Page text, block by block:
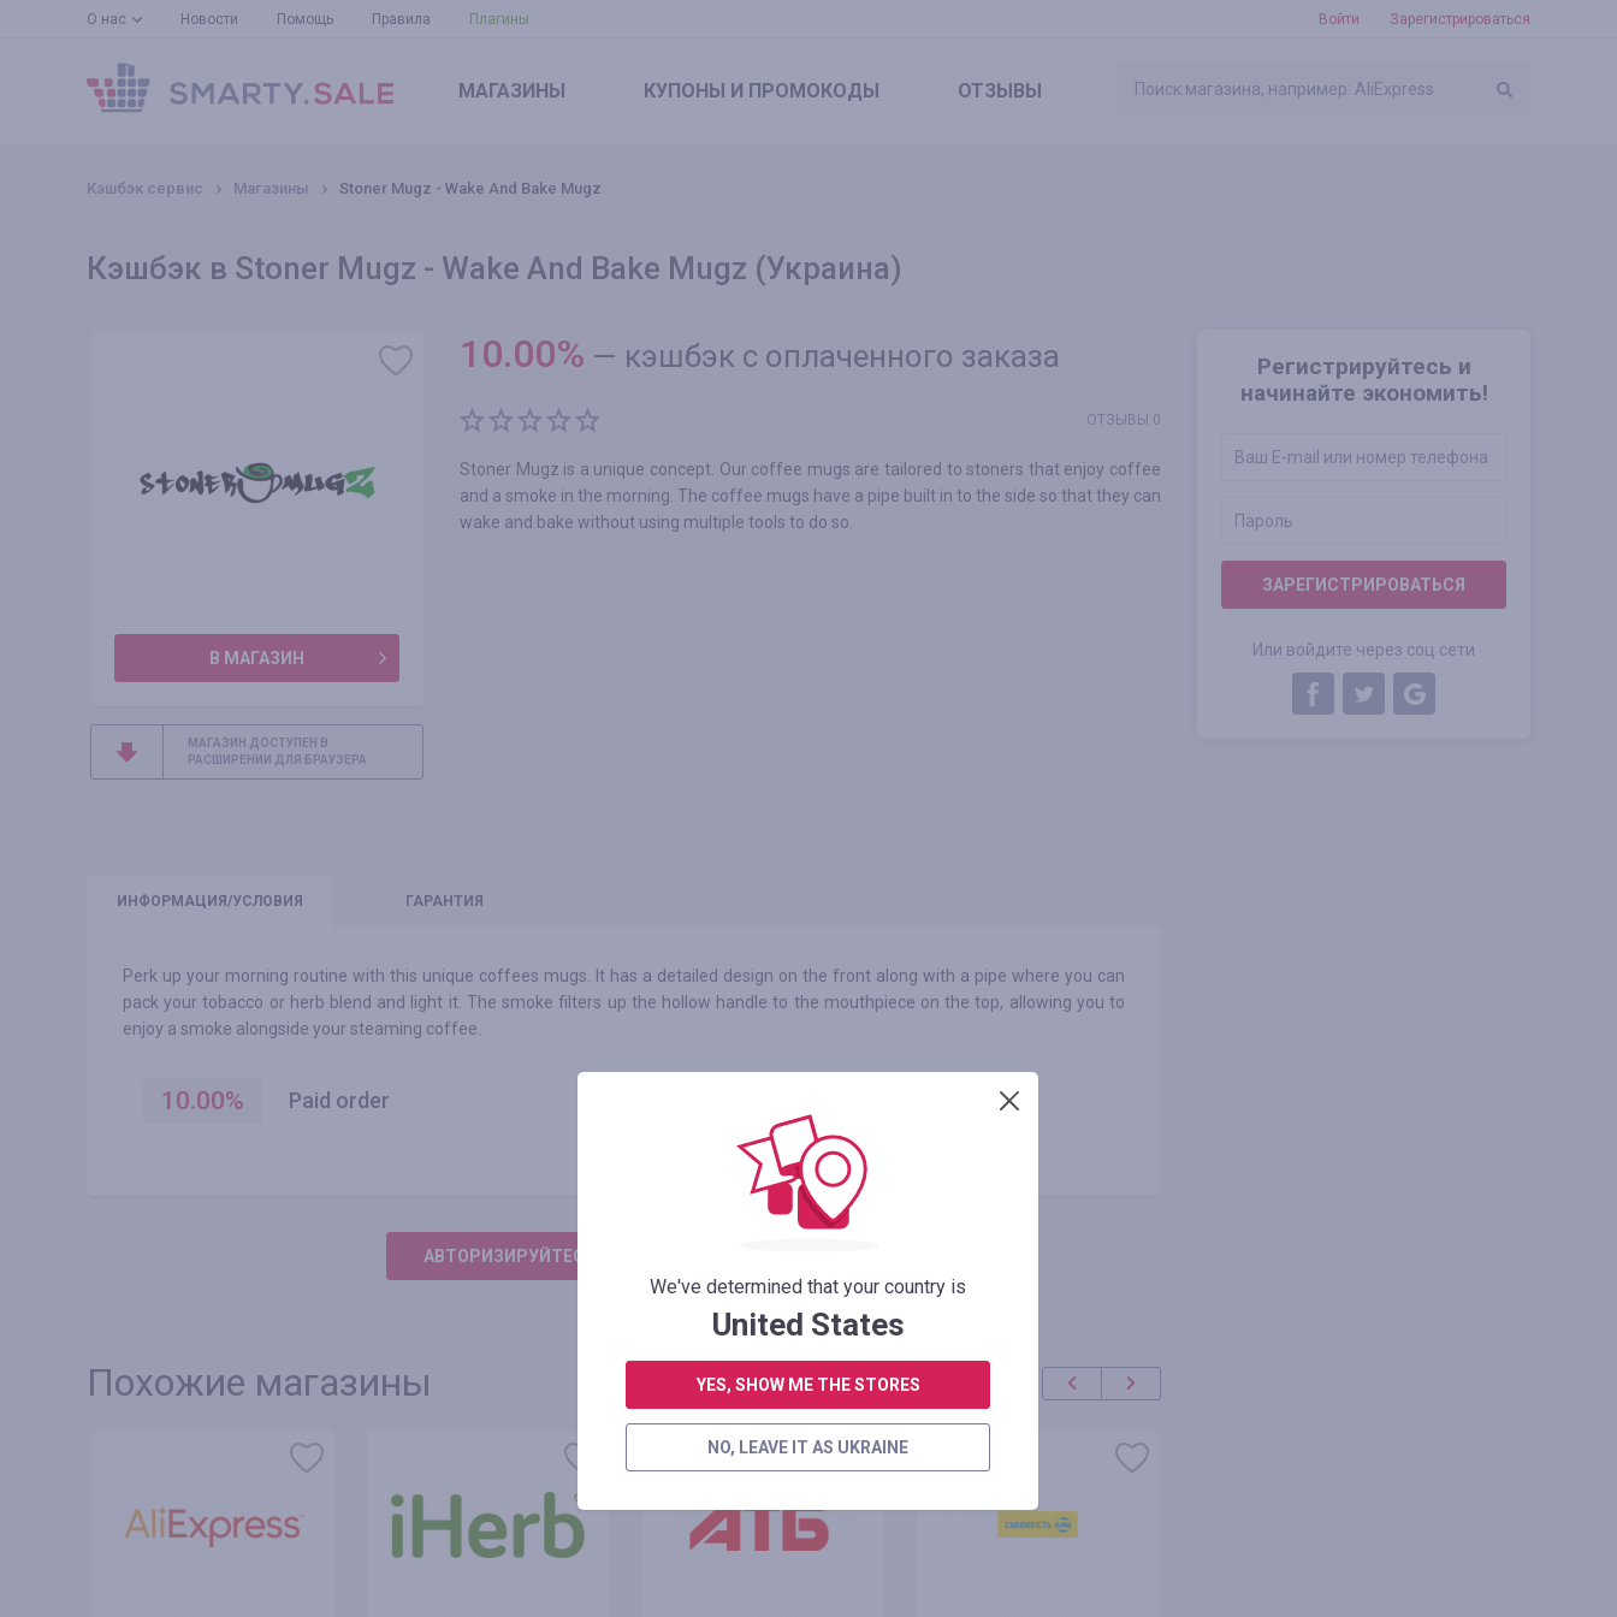
О нас Новости Помощь Правила Плагины Войти Зарегистрироваться
МАГАЗИНЫ КУПОНЫ И ПРОМОКОДЫ ОТЗЫВЫ
Кэшбэк сервис Магазины Stoner Mugz - Wake And Bake Mugz
Кэшбэк в Stoner Mugz - Wake And Bake Mugz (Украина)
Регистрируйтесь и
начинайте экономить!
ЗАРЕГИСТРИРОВАТЬСЯ
Или войдите через соц сети
В МАГАЗИН
МАГАЗИН ДОСТУПЕН В
РАСШИРЕНИИ ДЛЯ БРАУЗЕРА
10.00% — кэшбэк с оплаченного заказа
ОТЗЫВЫ 0
Stoner Mugz is a unique concept. Our coffee mugs are tailored to stoners that enjoy coffee
and a smoke in the morning. The coffee mugs have a pipe built in to the side so that they can
wake and bake without using multiple tools to do so.
ИНФО РМАЦИЯ/УСЛОВИЯ ГАРАНТИЯ
Perk up your morning routine with this unique coffees mugs. It has a detailed design on the front along with a pipe where you can
pack your tobacco or herb blend and light it. The smoke filters up the hollow handle to the mouthpiece on the top, allowing you to
enjoy a smoke alongside your steaming coffee.
10.00% Paid order
АВТОРИЗИРУЙТЕСЬ, ЧТОБЫ ОСТАВИТЬ ОТЗЫВ
Похожие магазины
We've determined that your country is
United States
YES, SHOW ME THE STORES
NO, LEAVE IT AS UKRAINE